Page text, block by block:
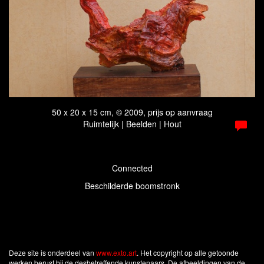
50 x 20 x 15 cm, © 2009, prijs op aanvraag
Ruimtelijk | Beelden | Hout
Connected
Beschilderde boomstronk
Deze site is onderdeel van www.exto.art. Het copyright op alle getoonde